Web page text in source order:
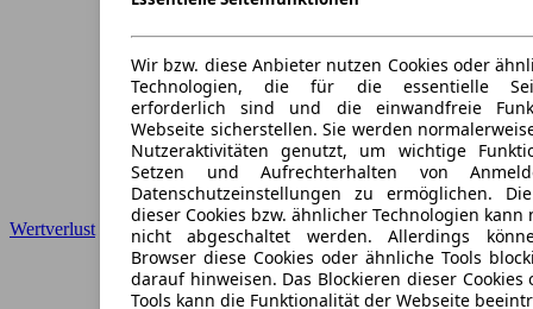
Wertverlust
Wir bzw. diese Anbieter nutzen Cookies oder
Technologien, die für die essentielle
erforderlich sind und die einwandfreie
Webseite sicherstellen. Sie werden
Nutzeraktivitäten genutzt, um wichtige
Setzen und Aufrechterhalten von
Datenschutzeinstellungen zu ermöglichen.
dieser Cookies bzw. ähnlicher Technologien kann
nicht abgeschaltet werden. Allerdings
Browser diese Cookies oder ähnliche Tools
darauf hinweisen. Das Blockieren dieser
Tools kann die Funktionalität der Webseite